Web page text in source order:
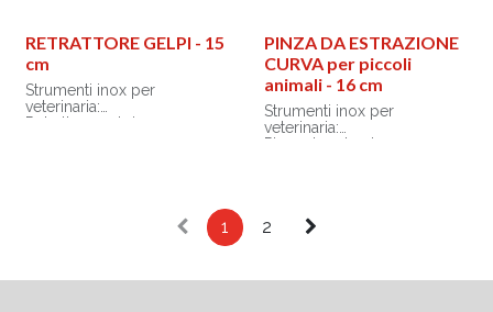
RETRATTORE GELPI - 15
cm
Strumenti inox per
veterinaria:
Retrattore gelpi - 15 cm
PINZA DA ESTRAZIONE
CURVA per piccoli
animali - 16 cm
Strumenti inox per
veterinaria:
Pinza da estrazione curva
1 2